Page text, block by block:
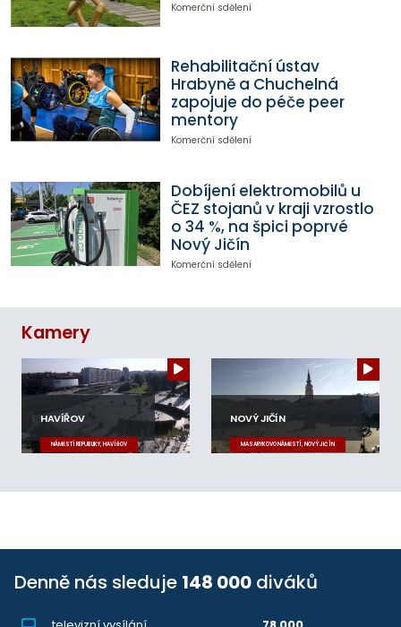
Komerční sdělení
Rehabilitační ústav
Hrabyně a Chuchelná
zapojuje do péče peer
mentory
Komerční sdělení
Dobíjení elektromobilů u
ČEZ stojanů v kraji vzrostlo
o 34 %, na špici poprvé
Nový Jičín
Komerční sdělení
Kamery
HAVÍŘOV
NÁMĚSTÍ REPUBLIKY, HAVÍŘOV
NOVÝ JIČÍN
MASARYKOVO NÁMĚSTÍ, NOVÝ JIČÍN
Denně nás sleduje 148 000 diváků